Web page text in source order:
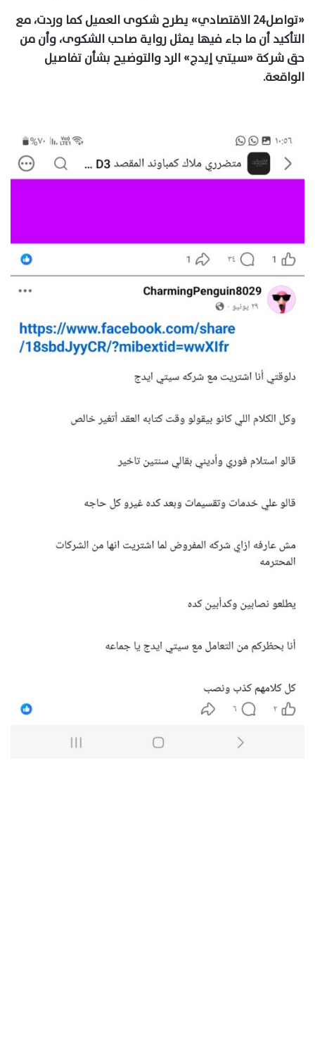
«تواصل٢٤ الاقتصادي» يطرح شكوى العميل كما وردت، مع
التأكيد أن ما جاء فيها يمثل رواية صاحب الشكوى، وأن من
حق شركة «سيتي إيدج» الرد والتوضيح بشأن تفاصيل
الواقعة.